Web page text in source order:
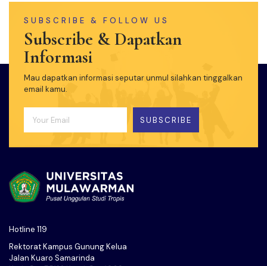
SUBSCRIBE & FOLLOW US
Subscribe & Dapatkan
Informasi
Mau dapatkan informasi seputar unmul silahkan tinggalkan
email kamu.
SUBSCRIBE
Hotline 119
Rektorat Kampus Gunung Kelua
Jalan Kuaro Samarinda